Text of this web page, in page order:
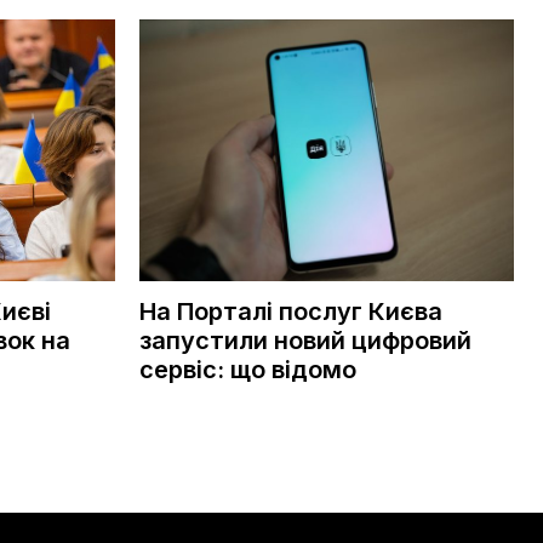
на
На Порталі послуг Києва
запустили новий цифровий
сервіс: що відомо